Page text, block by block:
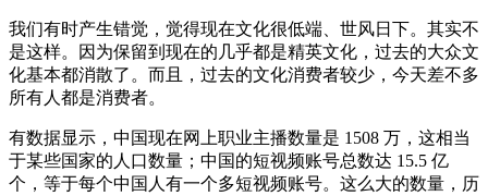
我们有时产生错觉，觉得现在文化很低端、世风日下。其实不
是这样。因为保留到现在的几乎都是精英文化，过去的大众文
化基本都消散了。而且，过去的文化消费者较少，今天差不多
所有人都是消费者。
有数据显示，中国现在网上职业主播数量是 1508 万，这相当
于某些国家的人口数量；中国的短视频账号总数达 15.5 亿
个，等于每个中国人有一个多短视频账号。这么大的数量，历